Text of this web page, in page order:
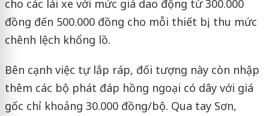
cho các lái xe với mức giá dao động từ 300.000
đồng đến 500.000 đồng cho mỗi thiết bị, thu mức
chênh lệch khổng lồ.
Bên cạnh việc tự lắp ráp, đối tượng này còn nhập
thêm các bộ phát đáp hồng ngoại có dây với giá
gốc chỉ khoảng 30.000 đồng/bộ. Qua tay Sơn,